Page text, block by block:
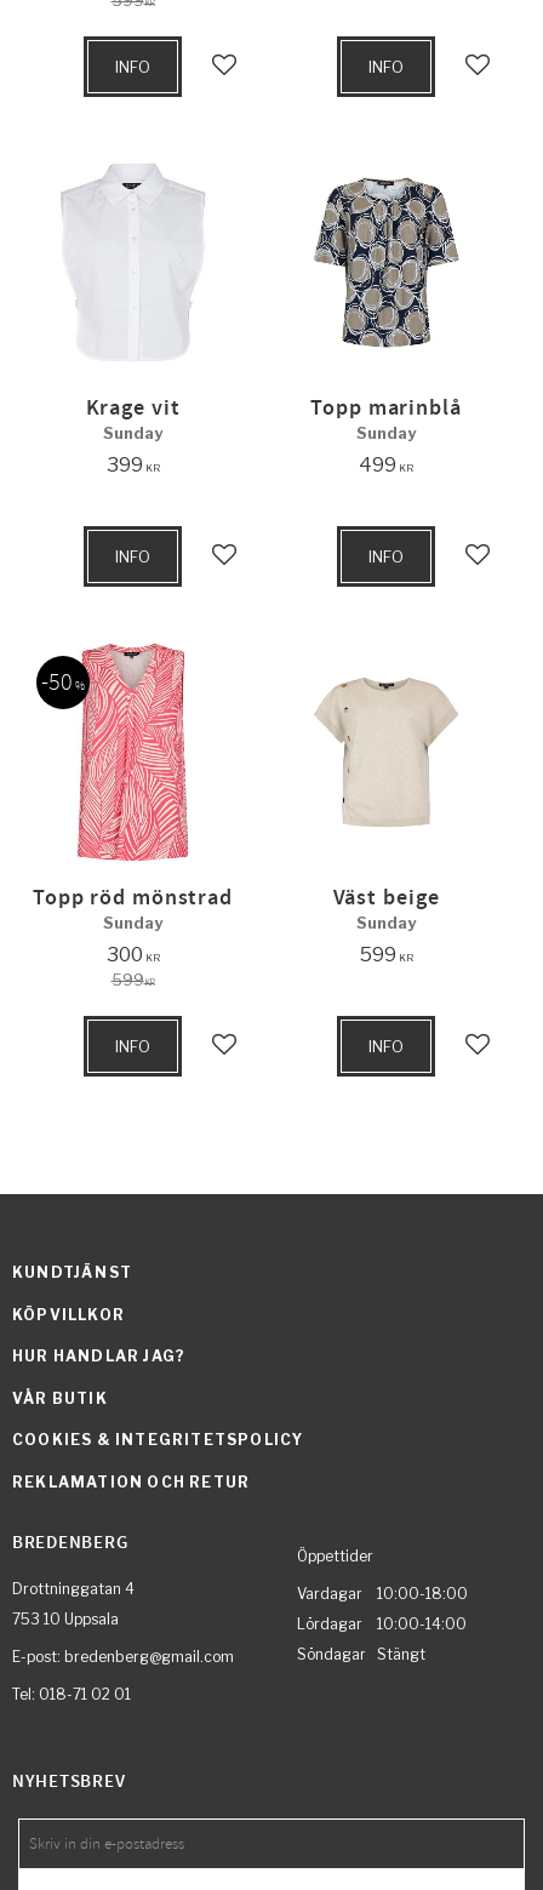
KR
Lägg till i favoriter
INFO Lägg
INFO
Krage vit
Sunday
399 KR
Lägg till i favoriter
INFO
Topp marinblå
Sunday
499 KR
Lägg
INFO
Topp röd mönstrad
Sunday
300 KR
599KR
50 %
Lägg till i favoriter
INFO
Väst beige
Sunday
599 KR
Lägg
INFO
KUNDTJÄNST
KÖPVILLKOR
HUR HANDLAR JAG?
VÅR BUTIK
COOKIES & INTEGRITETSPOLICY
REKLAMATION OCH RETUR
BREDENBERG
Drottninggatan 4
753 10 Uppsala
E-post: bredenberg@gmail.com
Tel: 018-71 02 01
Öppettider
Vardagar 10:00-18:00
Lördagar 10:00-14:00
Söndagar Stängt
NYHETSBREV